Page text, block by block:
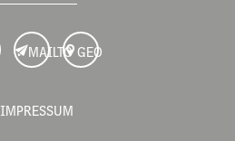
MAILTO GEO
IMPRESSUM